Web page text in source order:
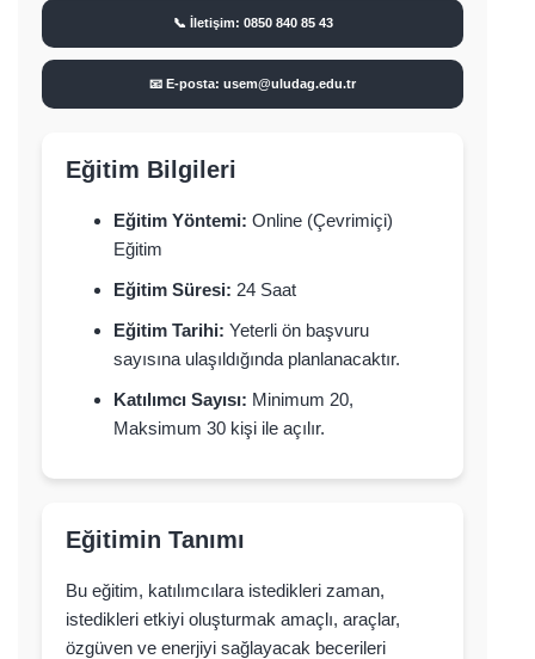
📞 İletişim: 0850 840 85 43
📧 E-posta: usem@uludag.edu.tr
Eğitim Bilgileri
Eğitim Yöntemi: Online (Çevrimiçi)
Eğitim
Eğitim Süresi: 24 Saat
Eğitim Tarihi: Yeterli ön başvuru
sayısına ulaşıldığında planlanacaktır.
Katılımcı Sayısı: Minimum 20,
Maksimum 30 kişi ile açılır.
Eğitimin Tanımı
Bu eğitim, katılımcılara istedikleri zaman,
istedikleri etkiyi oluşturmak amaçlı, araçlar,
özgüven ve enerjiyi sağlayacak becerileri